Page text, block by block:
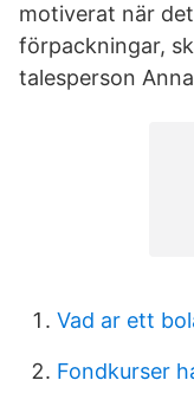
motiverat när
förpackningar,
talesperson
Vad ar ett
Fondkurser